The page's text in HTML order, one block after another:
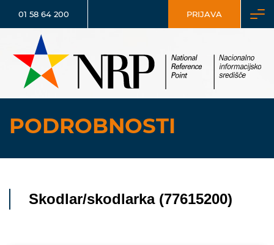
01 58 64 200 PRIJAVA
PODROBNOSTI
Skodlar/skodlarka (77615200)